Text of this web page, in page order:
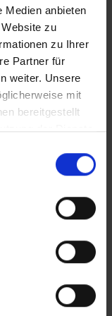
Medien anbieten
zu
zu Ihrer
Partner für
weiter. Unsere
mit
bereitgestellt
der Dienste
in Gedanken im Krieg